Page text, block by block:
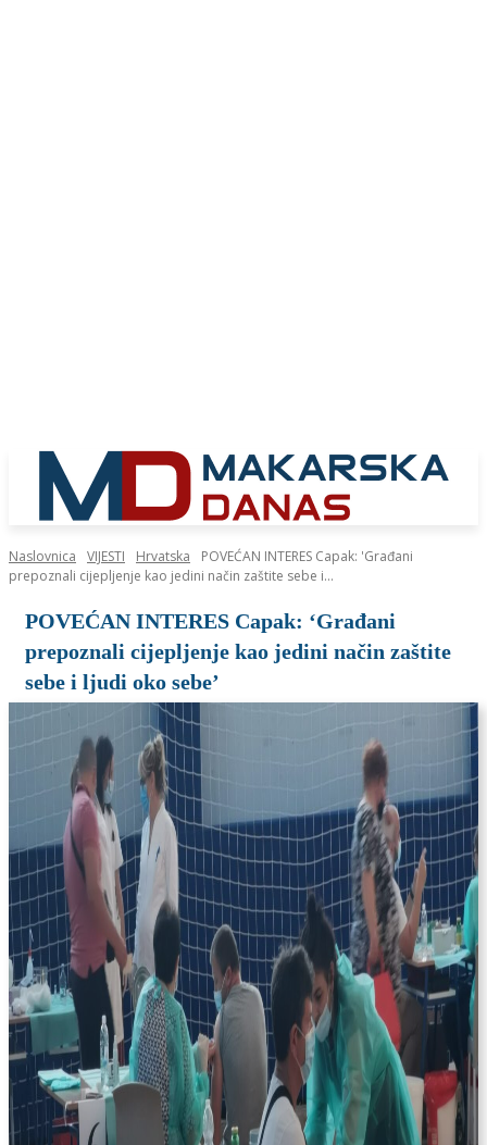
Naslovnica VIJESTI Hrvatska
POVEĆAN INTERES Capak: 'Građani
prepoznali cijepljenje kao jedini način zaštite sebe i...
POVEĆAN INTERES Capak: ‘Građani
prepoznali cijepljenje kao jedini način zaštite
sebe i ljudi oko sebe’